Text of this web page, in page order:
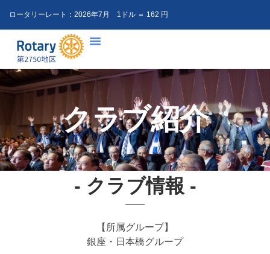
ロータリーレート： 2026年7月 1ドル ＝ 162 円
クラブ紹介
- クラブ情報 -
【所属グループ】
銀座・日本橋グループ